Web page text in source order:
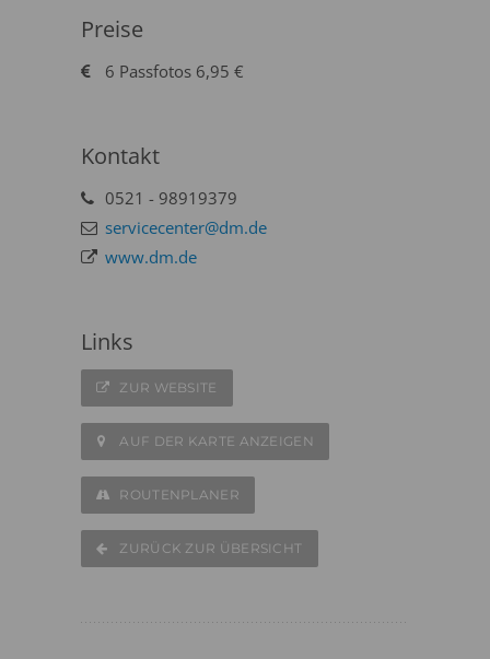
Preise
6 Passfotos 6,95 €
Kontakt
0521 - 98919379
servicecenter@dm.de
www.dm.de
Links
ZUR WEBSITE
AUF DER KARTE ANZEIGEN
ROUTENPLANER
ZURÜCK ZUR ÜBERSICHT